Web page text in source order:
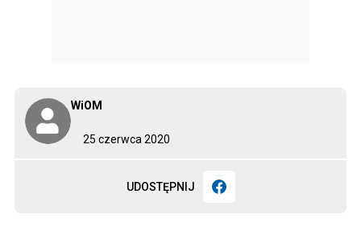
25 czerwca 2020
WiOM
UDOSTĘPNIJ